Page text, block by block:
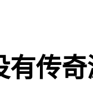
有传